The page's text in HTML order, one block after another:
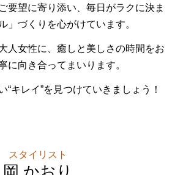
要望に寄り添い、毎日がラクに決ま
」づくりを心がけています。
人女性に、癒しと美しさの時間をお
に向き合ってまいります。
“キレイ”を見つけていきましょう！
スタイリスト